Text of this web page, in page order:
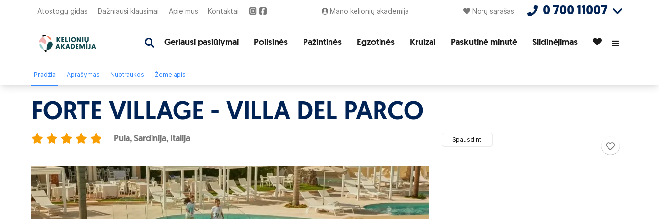
Atostogų gidas Dažniausi klausimai Apie mus Kontaktai Mano kelionių akademija Norų sąrašas 0 700 11007
Geriausi pasiūlymai Poilsinės Pažintinės Egzotinės Kruizai Paskutinė minutė Slidinėjimas
Pradžia Aprašymas Nuotraukos Žemėlapis
FORTE VILLAGE - VILLA DEL PARCO
Spausdinti
Pula, Sardinija, Italija